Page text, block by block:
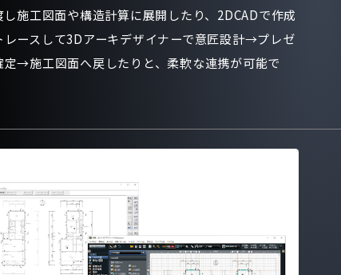
し施工図面や構造計算に展開したり、2DCADで作成
レースして3Dアーキデザイナーで意匠設計→プレゼ
定→施工図面へ戻したりと、柔軟な連携が可能で